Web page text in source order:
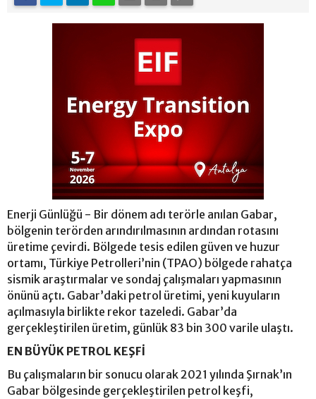
Enerji Günlüğü - Bir dönem adı terörle anılan Gabar,
bölgenin terörden arındırılmasının ardından rotasını
üretime çevirdi. Bölgede tesis edilen güven ve huzur
ortamı, Türkiye Petrolleri’nin (TPAO) bölgede rahatça
sismik araştırmalar ve sondaj çalışmaları yapmasının
önünü açtı. Gabar’daki petrol üretimi, yeni kuyuların
açılmasıyla birlikte rekor tazeledi. Gabar’da
gerçekleştirilen üretim, günlük 83 bin 300 varile ulaştı.
EN BÜYÜK PETROL KEŞFİ
Bu çalışmaların bir sonucu olarak 2021 yılında Şırnak’ın
Gabar bölgesinde gerçekleştirilen petrol keşfi,